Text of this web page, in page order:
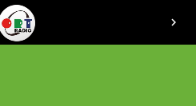
chevron_right